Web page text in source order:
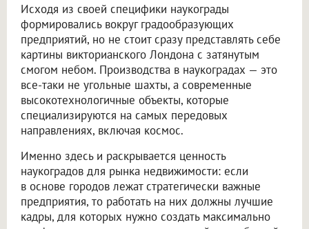
Исходя из своей специфики наукограды
формировались вокруг градообразующих
предприятий, но не стоит сразу представлять себе
картины викторианского Лондона с затянутым
смогом небом. Производства в наукоградах — это
все-таки не угольные шахты, а современные
высокотехнологичные объекты, которые
специализируются на самых передовых
направлениях, включая космос.
Именно здесь и раскрывается ценность
наукоградов для рынка недвижимости: если
в основе городов лежат стратегически важные
предприятия, то работать на них должны лучшие
кадры, для которых нужно создать максимально